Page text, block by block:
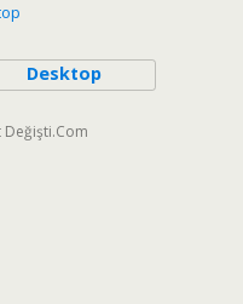
Desktop